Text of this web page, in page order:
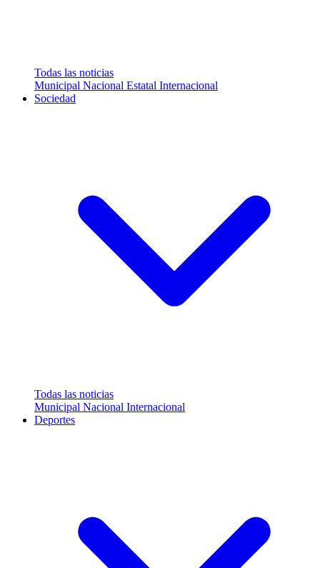
Todas las noticias
Municipal Nacional Estatal Internacional
Sociedad
Todas las noticias
Municipal Nacional Internacional
Deportes